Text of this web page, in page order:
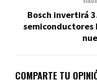
Bosch invertirá
semiconductores
COMPARTE TU